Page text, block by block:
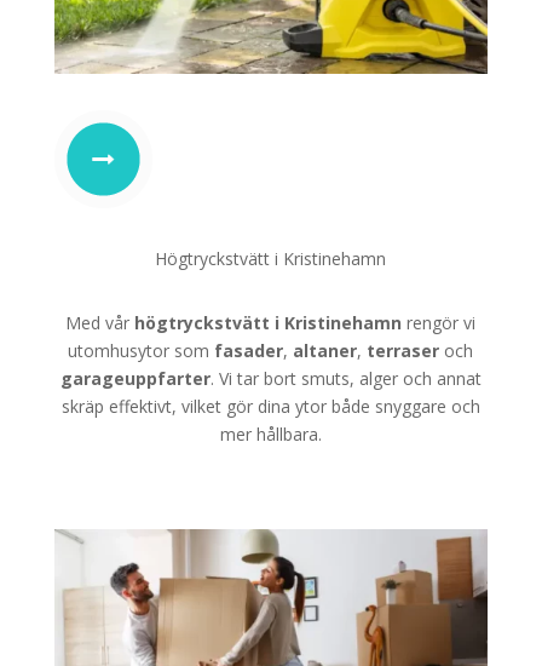
Högtryckstvätt i Kristinehamn
Med vår högtryckstvätt i Kristinehamn rengör vi
utomhusytor som fasader, altaner, terraser och
garageuppfarter. Vi tar bort smuts, alger och annat
skräp effektivt, vilket gör dina ytor både snyggare och
mer hållbara.